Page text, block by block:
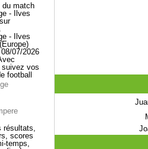
du match
- Ilves
- Ilves
07/2026
vos
football
résultats,
scores
temps,